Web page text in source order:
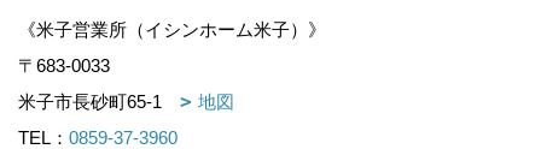
《米子営業所（イシンホーム米子）》
〒683-0033
米子市長砂町65-1
地図
TEL： 0859-37-3960